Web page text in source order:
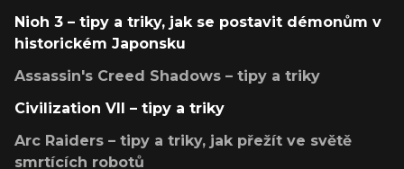
Nioh 3 – tipy a triky, jak se postavit démonům v
historickém Japonsku
Assassin's Creed Shadows – tipy a triky
Civilization VII – tipy a triky
Arc Raiders – tipy a triky, jak přežít ve světě
smrtících robotů